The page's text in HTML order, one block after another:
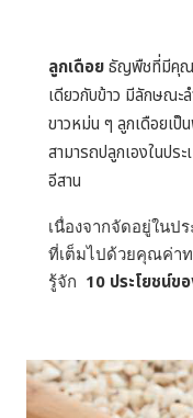
ลูกเดือยธัญพืชที่มีคุณ
เดียวกับข้าว มีลักษณะ
ขาวหม่น ๆ ลูกเดือยเป็
สามารถปลูกเองในปร
อีสาน
เนื่องจากจัดอยู่ในป
ที่เต็มไปด้วยคุณค่าท
รู้จัก 10 ประโยชน์ข